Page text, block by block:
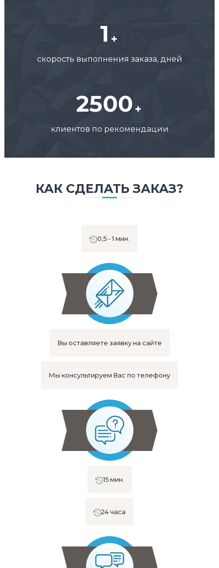
1
скорость выполнения заказа, дней
2500
клиентов по рекомендации
КАК СДЕЛАТЬ ЗАКАЗ?
0,5 - 1 мин.
Вы оставляете заявку на сайте
Мы консультируем Вас по телефону
15 мин.
24 часа